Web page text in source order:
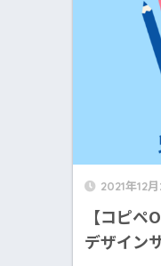
2021年12
【コピ
デザイン